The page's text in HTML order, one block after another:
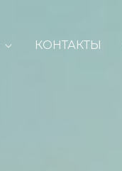
КОНТАКТЫ